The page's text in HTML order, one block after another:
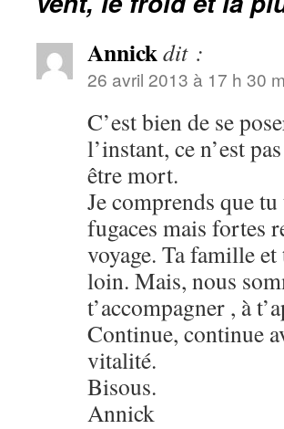
Annickdit :
26 avril 2013 à 17 h 30
C’est bien de se
l’instant, ce n’est
être mort.
Je comprends que
fugaces mais fortes
voyage. Ta famille
loin. Mais, nous
t’accompagner , à
Continue, continue
vitalité.
Bisous.
Annick